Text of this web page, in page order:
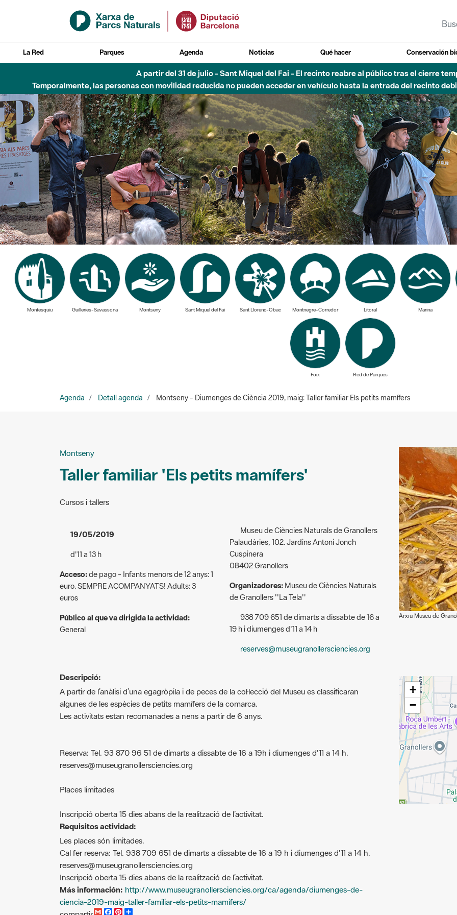
Saltar al contenido principal
La Red Parques Agenda Noticias Qué hacer Conservación
Hasta diciembre de 2026 - Parque Fluvial Besós - Afectaciones en el cauce del Parque Fluvial del Besòs
Montesquiu Guilleries-Savassona Sant Miquel del Fai Sant Llorenc-Obac Montnegre-Corredor
Foix Red de Parques
Taller familiar 'Els petits mamífers'
euro. SEMPRE ACOMPANYATS! Adults: 3
euros
General
Palaudàries, 102. Jardins Antoni Jonch
Cuspinera
08402 Granollers
de Granollers ''La Tela''
19 h i diumenges d'11 a 14 h
reserves@museugranollersciencies.org
Arxiu Museu de
A partir de l’anàlisi d’una egagròpila i de peces de la col·lecció del Museu es classificaran
algunes de les espècies de petits mamífers de la comarca.
Les activitats estan recomanades a nens a partir de 6 anys.
reserves@museugranollersciencies.org
Requisitos actividad:
Les places són limitades.
Cal fer reserva: Tel. 938 709 651 de dimarts a dissabte de 16 a 19 h i diumenges d'11 a 14 h.
reserves@museugranollersciencies.org
Inscripció oberta 15 dies abans de la realització de l’activitat.
Más información: http://www.museugranollersciencies.org/ca/agenda/diumenges-de-
ciencia-2019-maig-taller-familiar-els-petits-mamifers/
+
−
compartir
G
m
F
a
P
i
C
o